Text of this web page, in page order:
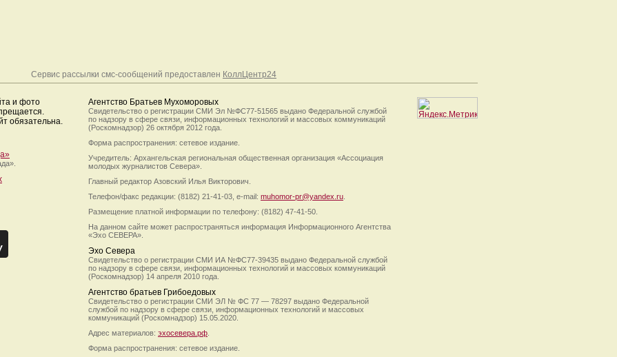
Сервис рассылки смс-сообщений предоставлен КоллЦентр24
и фото
обязательна.
Агентство Братьев Мухоморовых
Свидетельство о регистрации СМИ Эл №ФС77-51565 выдано Федеральной службой
по надзору в сфере связи, информационных технологий и массовых коммуникаций
(Роскомнадзор) 26 октября 2012 года.
Форма распространения: сетевое издание.
Учредитель: Архангельская региональная общественная организация «Ассоциация
молодых журналистов Севера».
Главный редактор Азовский Илья Викторович.
Телефон/факс редакции: (8182) 21-41-03, e-mail: muhomor-pr@yandex.ru
Размещение платной информации по телефону: (8182) 47-41-50.
На данном сайте может распространяться информация Информационного Агентства
«Эхо СЕВЕРА».
Эхо Севера
Свидетельство о регистрации СМИ ИА №ФС77-39435 выдано Федеральной службой
по надзору в сфере связи, информационных технологий и массовых коммуникаций
(Роскомнадзор) 14 апреля 2010 года.
Агентство братьев Грибоедовых
Свидетельство о регистрации СМИ ЭЛ № ФС 77 — 78297 выдано Федеральной
службой по надзору в сфере связи, информационных технологий и массовых
коммуникаций (Роскомнадзор) 15.05.2020.
Адрес материалов: эхосевера.рф
Форма распространения: сетевое издание.